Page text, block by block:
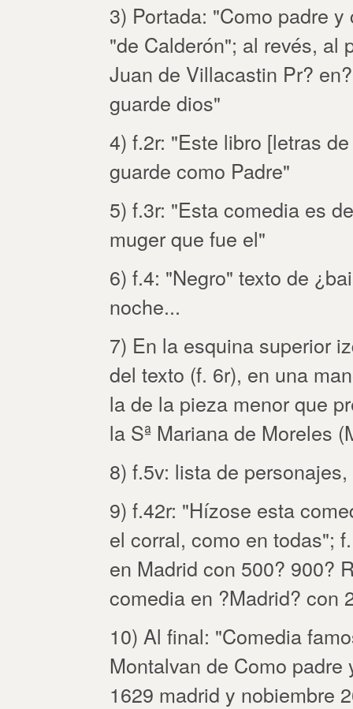
3) Portada: "Como padre
"de Calderón"; al revés, al
Juan de Villacastin Pr?
guarde dios"
4) f.2r: "Este libro [letras
guarde como Padre"
5) f.3r: "Esta comedia es
muger que fue el"
6) f.4: "Negro" texto de
noche...
7) En la esquina superior
del texto (f. 6r), en una
la de la pieza menor que
la Sª Mariana de Moreles
8) f.5v: lista de
9) f.42r: "Hízose esta
el corral, como en todas";
en Madrid con 500? 900?
comedia en ?Madrid? con
10) Al final: "Comedia
Montalvan de Como
1629 madrid y nobiembre